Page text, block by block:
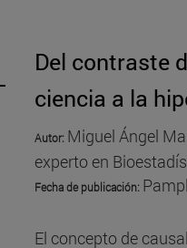
Del contraste
ciencia a la
Autor: Miguel Ángel
experto en
Fecha de publicación:
El concepto de